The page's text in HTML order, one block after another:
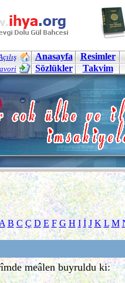
Anasayfa
Resimler
Sözlükler
Takvim
A B C Ç D E F G H I İ J K L M
meâlen buyruldu ki: